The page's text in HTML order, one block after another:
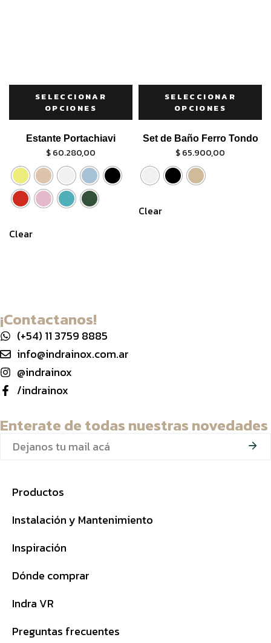
SELECCIONAR
OPCIONES
Estante Portachiavi
$60.280,00
Clear
SELECCIONAR
OPCIONES
Set de Baño Ferro Tondo
$65.900,00
Clear
¡Contactanos!
(+54) 11 3759 8885
info@indrainox.com.ar
@indrainox
/indrainox
Enterate de todas nuestras novedades
Productos
Instalación y Mantenimiento
Inspiración
Dónde comprar
Indra VR
Preguntas frecuentes